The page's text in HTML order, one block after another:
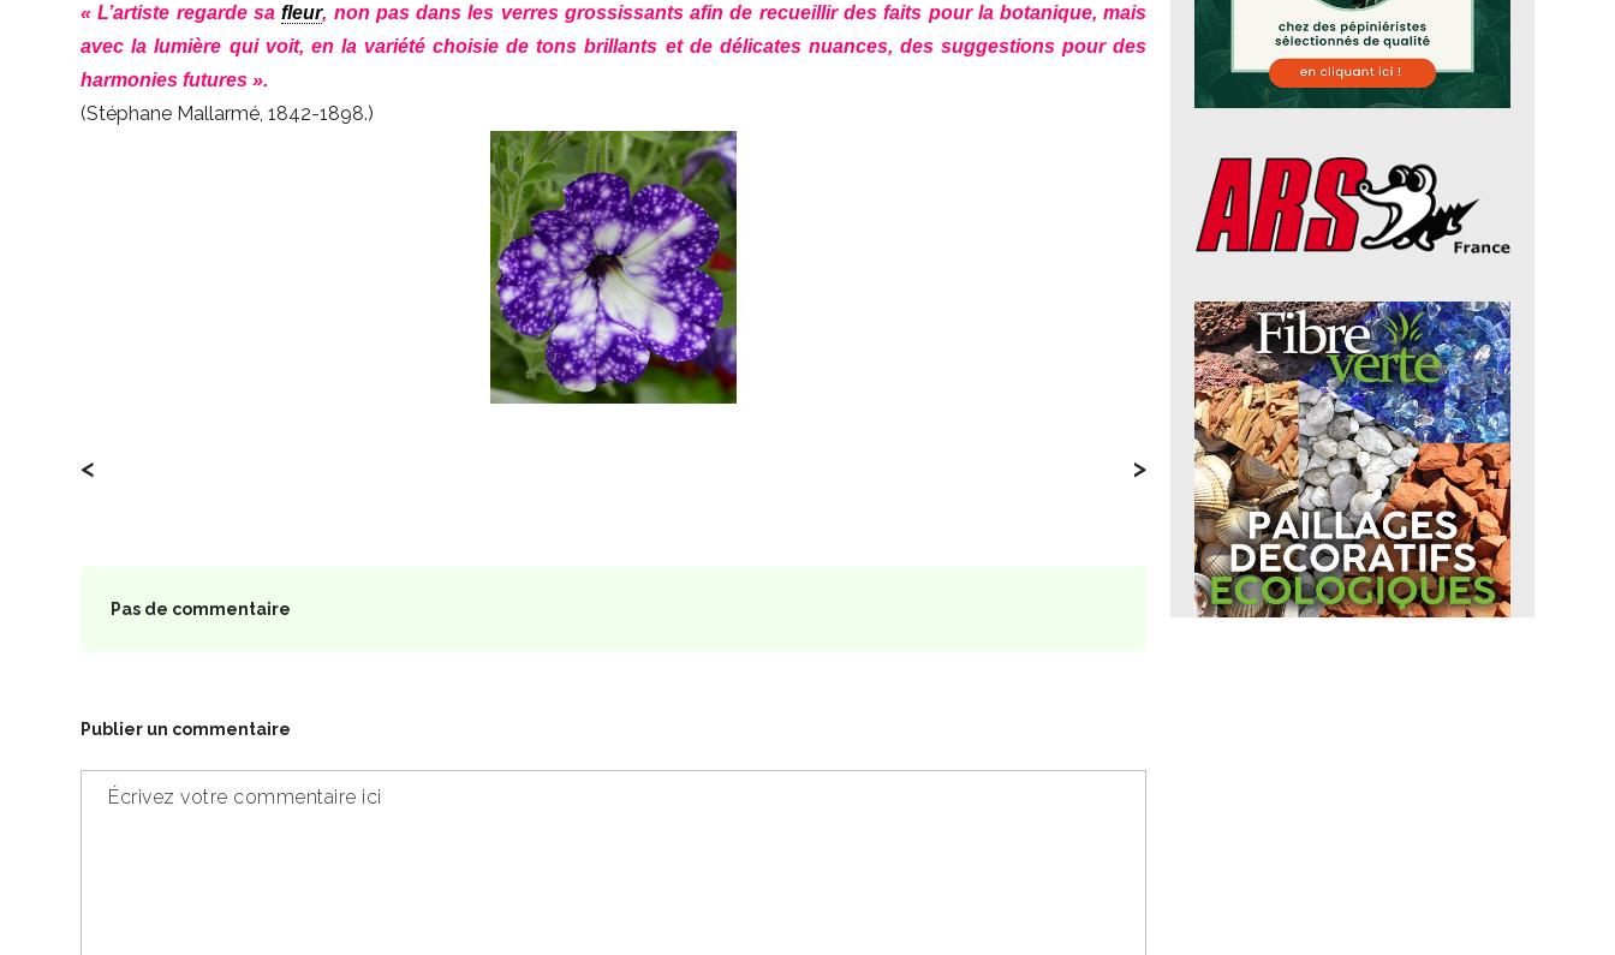
« L’artiste regarde safleur, non pas dans les verres grossissants afin de recueillir des faits pour la botanique, mais
avec la lumière qui voit, en la variété choisie de tons brillants et de délicates nuances, des suggestions pour des
harmonies futures ».
(Stéphane Mallarmé, 1842-1898.)
< >
Pas de commentaire
Publier un commentaire